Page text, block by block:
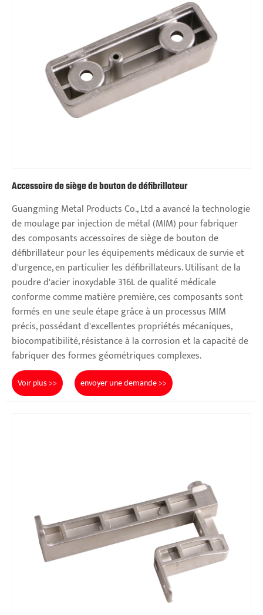
Accessoire de siège de bouton de défibrillateur
Guangming Metal Products Co., Ltd a avancé la technologie
de moulage par injection de métal (MIM) pour fabriquer
des composants accessoires de siège de bouton de
défibrillateur pour les équipements médicaux de survie et
d'urgence, en particulier les défibrillateurs. Utilisant de la
poudre d'acier inoxydable 316L de qualité médicale
conforme comme matière première, ces composants sont
formés en une seule étape grâce à un processus MIM
précis, possédant d'excellentes propriétés mécaniques,
biocompatibilité, résistance à la corrosion et la capacité de
fabriquer des formes géométriques complexes.
Voir plus >> envoyer une demande >>